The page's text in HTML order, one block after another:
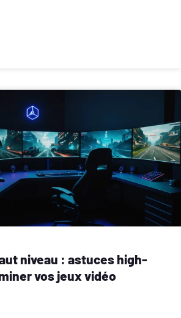
niveau : astuces high-
vos jeux vidéo